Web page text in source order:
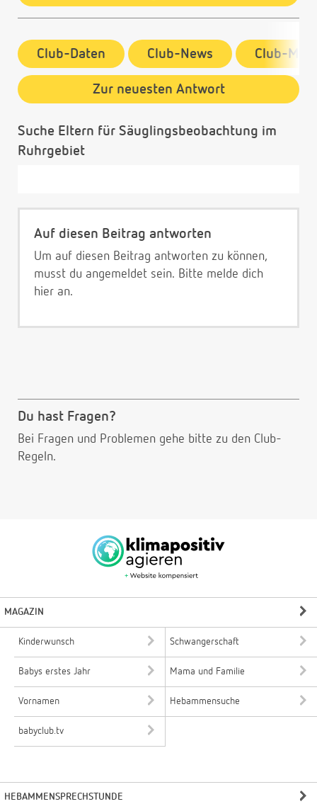
Club-Daten Club-News Club-
Zur neuesten Antwort
Suche Eltern für Säuglingsbeobachtung im
Ruhrgebiet
Auf diesen Beitrag antworten
Um auf diesen Beitrag antworten zu können,
musst du angemeldet sein. Bitte melde dich
hier an.
Du hast Fragen?
Bei Fragen und Problemen gehe bitte zu den Club-
Regeln.
MAGAZIN
Kinderwunsch Schwangerschaft
Babys erstes Jahr Mama und Familie
Vornamen Hebammensuche
babyclub.tv
HEBAMMENSPRECHSTUNDE